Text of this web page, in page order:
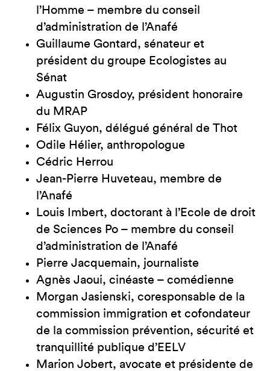
l’Homme – membre du conseil
d’administration de l’Anafé
Guillaume Gontard, sénateur et
président du groupe Ecologistes au
Sénat
Augustin Grosdoy, président honoraire
du MRAP
Félix Guyon, délégué général de Thot
Odile Hélier, anthropologue
Cédric Herrou
Jean-Pierre Huveteau, membre de
l’Anafé
Louis Imbert, doctorant à l’Ecole de droit
de Sciences Po – membre du conseil
d’administration de l’Anafé
Pierre Jacquemain, journaliste
Agnès Jaoui, cinéaste – comédienne
Morgan Jasienski, coresponsable de la
commission immigration et cofondateur
de la commission prévention, sécurité et
tranquillité publique d’EELV
Marion Jobert, avocate et présidente de